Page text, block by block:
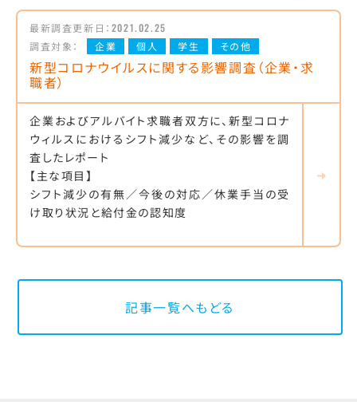
最新調査更新日： 2021.02.25
調査対象：
企業 個人 学生 その他
新型コロナウイルスに関する影響調査（企業・求
職者）
企業およびアルバイト求職者双方に、新型コロナ
ウィルスにおけるシフト減少など、その影響を調
査したレポート
【主な項目】
シフト減少の有無／今後の対応／休業手当の受
け取り状況と給付金の認知度
記事一覧へもどる